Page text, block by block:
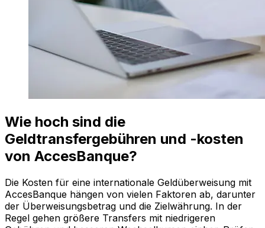
Wie hoch sind die
Geldtransfergebühren und -kosten
von AccesBanque?
Die Kosten für eine internationale Geldüberweisung mit
AccesBanque hängen von vielen Faktoren ab, darunter
der Überweisungsbetrag und die Zielwährung. In der
Regel gehen größere Transfers mit niedrigeren